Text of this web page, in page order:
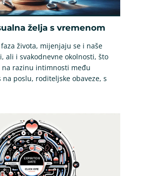
želja s vremenom
života, mijenjaju se i naše
ali i svakodnevne okolnosti, što
na razinu intimnosti među
poslu, roditeljske obaveze, s